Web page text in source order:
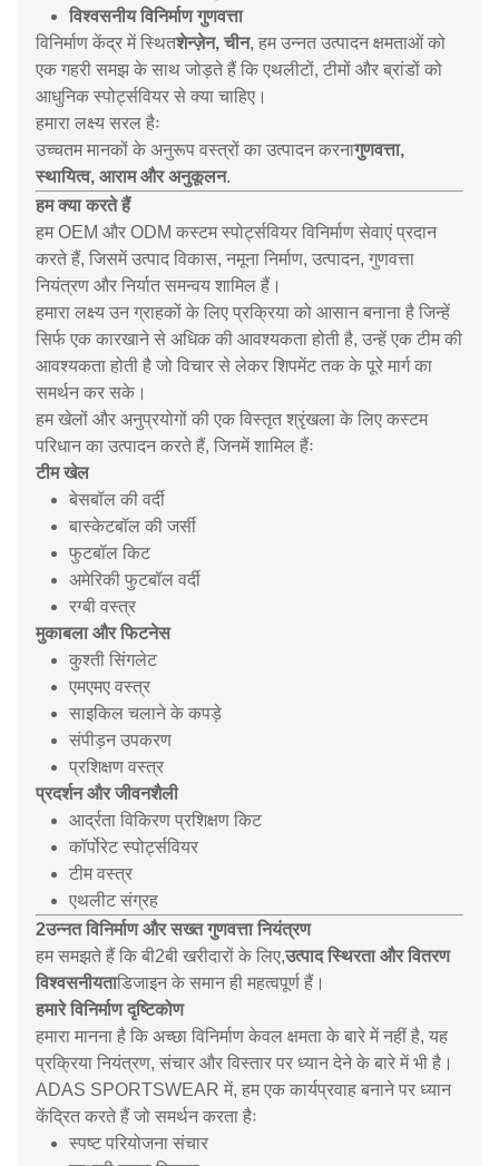
विश्वसनीय विनिर्माण गुणवत्ता
विनिर्माण केंद्र में स्थितशेन्ज़ेन, चीन, हम उन्नत उत्पादन क्षमताओं को
एक गहरी समझ के साथ जोड़ते हैं कि एथलीटों, टीमों और ब्रांडों को
आधुनिक स्पोर्ट्सवियर से क्या चाहिए।
हमारा लक्ष्य सरल हैः
उच्चतम मानकों के अनुरूप वस्त्रों का उत्पादन करनागुणवत्ता,
स्थायित्व, आराम और अनुकूलन.
हम क्या करते हैं
हम OEM और ODM कस्टम स्पोर्ट्सवियर विनिर्माण सेवाएं प्रदान
करते हैं, जिसमें उत्पाद विकास, नमूना निर्माण, उत्पादन, गुणवत्ता
नियंत्रण और निर्यात समन्वय शामिल हैं।
हमारा लक्ष्य उन ग्राहकों के लिए प्रक्रिया को आसान बनाना है जिन्हें
सिर्फ एक कारखाने से अधिक की आवश्यकता होती है, उन्हें एक टीम की
आवश्यकता होती है जो विचार से लेकर शिपमेंट तक के पूरे मार्ग का
समर्थन कर सके।
हम खेलों और अनुप्रयोगों की एक विस्तृत श्रृंखला के लिए कस्टम
परिधान का उत्पादन करते हैं, जिनमें शामिल हैंः
टीम खेल
बेसबॉल की वर्दी
बास्केटबॉल की जर्सी
फुटबॉल किट
अमेरिकी फुटबॉल वर्दी
रग्बी वस्त्र
मुकाबला और फिटनेस
कुश्ती सिंगलेट
एमएमए वस्त्र
साइकिल चलाने के कपड़े
संपीड़न उपकरण
प्रशिक्षण वस्त्र
प्रदर्शन और जीवनशैली
आर्द्रता विकिरण प्रशिक्षण किट
कॉर्पोरेट स्पोर्ट्सवियर
टीम वस्त्र
एथलीट संग्रह
2उन्नत विनिर्माण और सख्त गुणवत्ता नियंत्रण
हम समझते हैं कि बी2बी खरीदारों के लिए,उत्पाद स्थिरता और वितरण
विश्वसनीयताडिजाइन के समान ही महत्वपूर्ण हैं।
हमारे विनिर्माण दृष्टिकोण
हमारा मानना है कि अच्छा विनिर्माण केवल क्षमता के बारे में नहीं है, यह
प्रक्रिया नियंत्रण, संचार और विस्तार पर ध्यान देने के बारे में भी है।
ADAS SPORTSWEAR में, हम एक कार्यप्रवाह बनाने पर ध्यान
केंद्रित करते हैं जो समर्थन करता हैः
स्पष्ट परियोजना संचार